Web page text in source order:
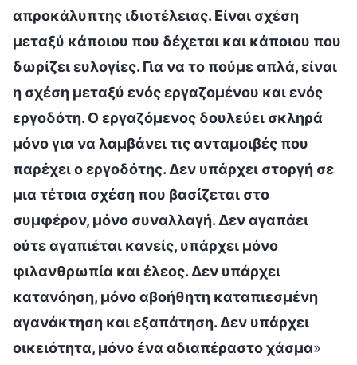
απροκάλυπτης ιδιοτέλειας. Είναι σχέση
μεταξύ κάποιου που δέχεται και κάποιου που
δωρίζει ευλογίες. Για να το πούμε απλά, είναι
η σχέση μεταξύ ενός εργαζομένου και ενός
εργοδότη. Ο εργαζόμενος δουλεύει σκληρά
μόνο για να λαμβάνει τις ανταμοιβές που
παρέχει ο εργοδότης. Δεν υπάρχει στοργή σε
μια τέτοια σχέση που βασίζεται στο
συμφέρον, μόνο συναλλαγή. Δεν αγαπάει
ούτε αγαπιέται κανείς, υπάρχει μόνο
φιλανθρωπία και έλεος. Δεν υπάρχει
κατανόηση, μόνο αβοήθητη καταπιεσμένη
αγανάκτηση και εξαπάτηση. Δεν υπάρχει
οικειότητα, μόνο ένα αδιαπέραστο χάσμα»